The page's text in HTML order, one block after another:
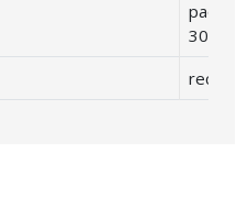
paquet
300